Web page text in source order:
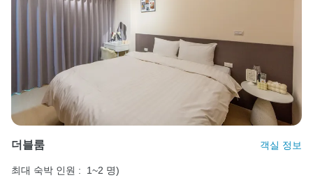
더블룸 객실 정보
최대 숙박 인원 :
1~2 명)